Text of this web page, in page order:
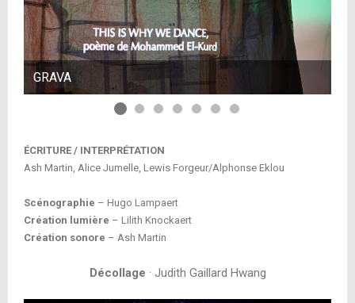
GRAVA
ÉCRITURE / INTERPRÉTATION
Ash Martin, Alice Jumelle, Lewis Forgeur/Alphonse Eklou
Scénographie – Hugo Lampaert
Création lumière – Lilith Knockaert
Création sonore – Ash Martin
Décollage · Judith Gaillard Hwang